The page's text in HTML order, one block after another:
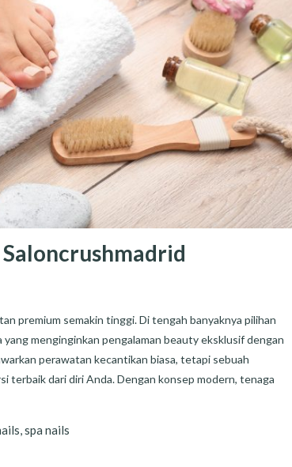
premium semakin tinggi. Di tengah banyaknya pilihan
menginginkan pengalaman beauty eksklusif dengan
perawatan kecantikan biasa, tetapi sebuah
terbaik dari diri Anda. Dengan konsep modern, tenaga
,spa nails